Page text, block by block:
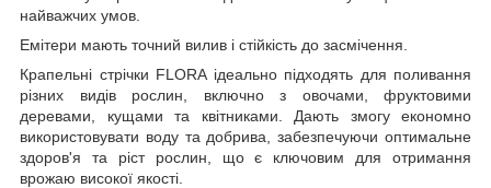
найважчих умов.
Емітери мають точний вилив і стійкість до засмічення.
Крапельні стрічки FLORA ідеально підходять для поливання
різних видів рослин, включно з овочами, фруктовими
деревами, кущами та квітниками. Дають змогу економно
використовувати воду та добрива, забезпечуючи оптимальне
здоров'я та ріст рослин, що є ключовим для отримання
врожаю високої якості.